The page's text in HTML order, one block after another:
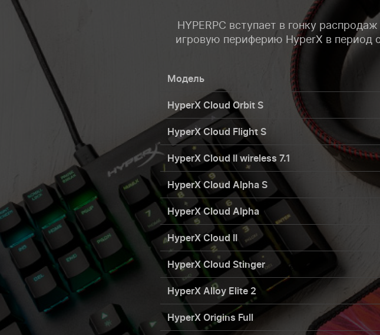
HYPERPC вступает в гонку
игровую периферию HyperX в период
Модель
HyperX Cloud Orbit S
HyperX Cloud Flight S
HyperX Cloud II wireless 7.1
HyperX Cloud Alpha S
HyperX Cloud Alpha
HyperX Cloud II
HyperX Cloud Stinger
HyperX Alloy Elite 2
HyperX Origins Full